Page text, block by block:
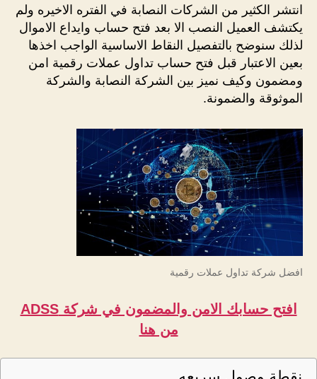
انتشر الكثير من الشركات النصابة في الفتره الاخيره ولم
يكتشف العميل النصب الا بعد فتح حساب وايداع الاموال
لذلك سنوضح بالتفصيل النقاط الاساسية الواجب اخذها
بعين الاعتبار قبل فتح حساب تداول عملات رقمية امن
ومضمون وكيف نميز بين الشركة النصابة والشركة
الموثوقة والضمونة.
افضل شركة تداول عملات رقمية
افتح حسابك الامن والمضمون في شركة ADSS
من هنا